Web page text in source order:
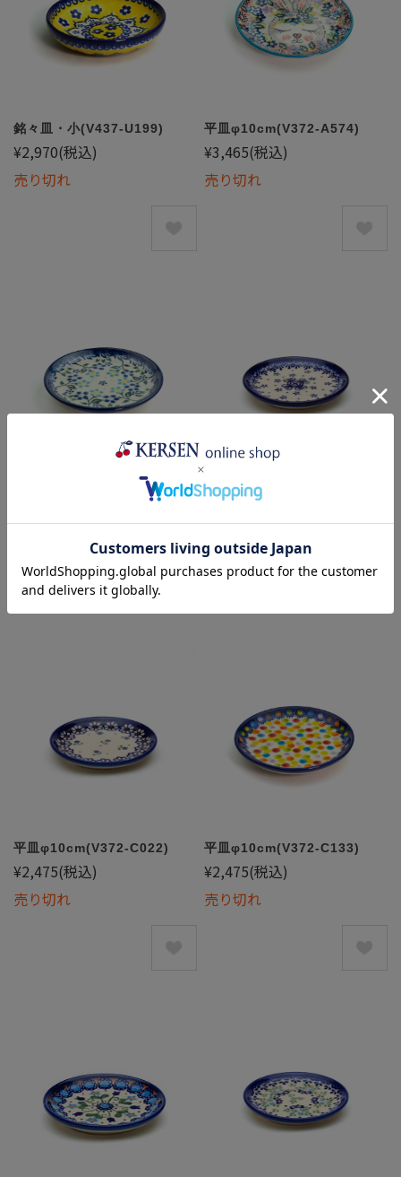
銘々皿・小(V437-U199)
¥2,970(税込)
売り切れ
平皿φ10cm(V372-A574)
¥3,465(税込)
売り切れ
平皿φ10cm(V372-B253) 平皿φ10cm(V372-C008)
売り切れ
平皿φ10cm(V372-C022)
¥2,475(税込)
売り切れ
平皿φ10cm(V372-C133)
¥2,475(税込)
売り切れ